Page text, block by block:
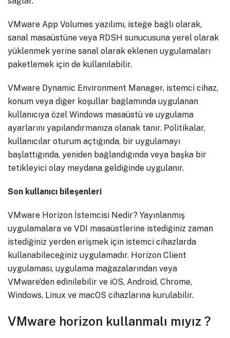
VMware App Volumes yazılımı, isteğe bağlı olarak,
sanal masaüstüne veya RDSH sunucusuna yerel olarak
yüklenmek yerine sanal olarak eklenen uygulamaları
paketlemek için de kullanılabilir.
VMware Dynamic Environment Manager, istemci cihaz,
konum veya diğer koşullar bağlamında uygulanan
kullanıcıya özel Windows masaüstü ve uygulama
ayarlarını yapılandırmanıza olanak tanır. Politikalar,
kullanıcılar oturum açtığında, bir uygulamayı
başlattığında, yeniden bağlandığında veya başka bir
tetikleyici olay meydana geldiğinde uygulanır.
Son kullanıcı bileşenleri
VMware Horizon İstemcisi Nedir? Yayınlanmış
uygulamalara ve VDI masaüstlerine istediğiniz zaman
istediğiniz yerden erişmek için istemci cihazlarda
kullanabileceğiniz uygulamadır. Horizon Client
uygulaması, uygulama mağazalarından veya
VMware’den edinilebilir ve iOS, Android, Chrome,
Windows, Linux ve macOS cihazlarına kurulabilir.
VMware horizon kullanmalı mıyız ?